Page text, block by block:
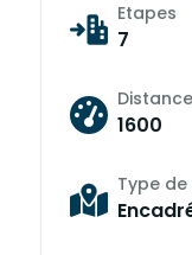
Etapes
7
1600
Type